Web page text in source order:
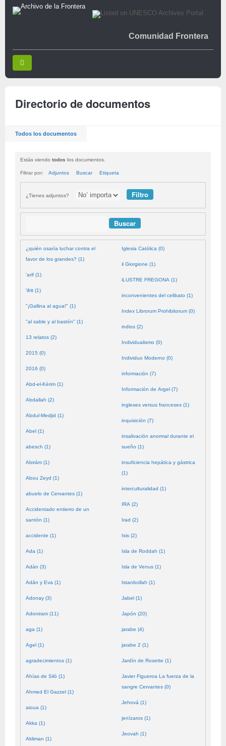
Comunidad Frontera
Directorio de documentos
Todos los documentos
Estás viendo todos los documentos.
Filtrar por: Adjuntos Buscar Etiqueta
¿Tienes adjuntos?
¿quién osaría luchar contra el
favor de los grandes? (1)
'arif (1)
'ifrit (1)
"¡Gallina al agua!" (1)
"al sable y al bastón" (1)
13 relatos (2)
2015 (0)
2016 (0)
Abd-el-Kérim (1)
Abdallah (2)
Abdul-Medjid (1)
Abel (1)
abesch (1)
Abirám (1)
Abou Zeyd (1)
abuelo de Cervantes (1)
Accidentado entierro de un
santón (1)
accidente (1)
Ada (1)
Adán (3)
Adán y Eva (1)
Adonay (3)
Adoniram (11)
aga (1)
Agel (1)
agradecimientos (1)
Ahías de Siló (1)
Ahmed El Gazzel (1)
aioua (1)
Akka (1)
Akliman (1)
Iglesia Católica (0)
il Giorgione (1)
iLUSTRE FREGONA (1)
inconvenientes del celibato (1)
Index Librorum Prohibitorum (0)
indios (2)
Individualismo (0)
Individuo Moderno (0)
información (7)
Información de Argel (7)
ingleses versus franceses (1)
inquisición (7)
insalivación anormal durante el
sueño (1)
insuficiencia hepática y gástrica
(1)
interculturalidad (1)
IRA (2)
Irad (2)
Isis (2)
Isla de Roddah (1)
Isla de Venus (1)
Istanbollah (1)
Jabel (1)
Japón (20)
jarabe (4)
jarabe 2 (1)
Jardín de Rosette (1)
Javier Figueroa La fuerza de la
sangre Cervantes (0)
Jehová (1)
jenízaros (1)
Jeovah (1)